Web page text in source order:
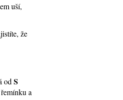
uší,
že
od S
a